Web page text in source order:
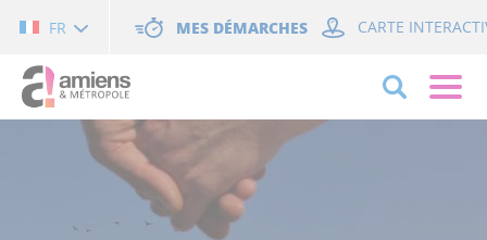
FR MES DÉMARCHES CARTE